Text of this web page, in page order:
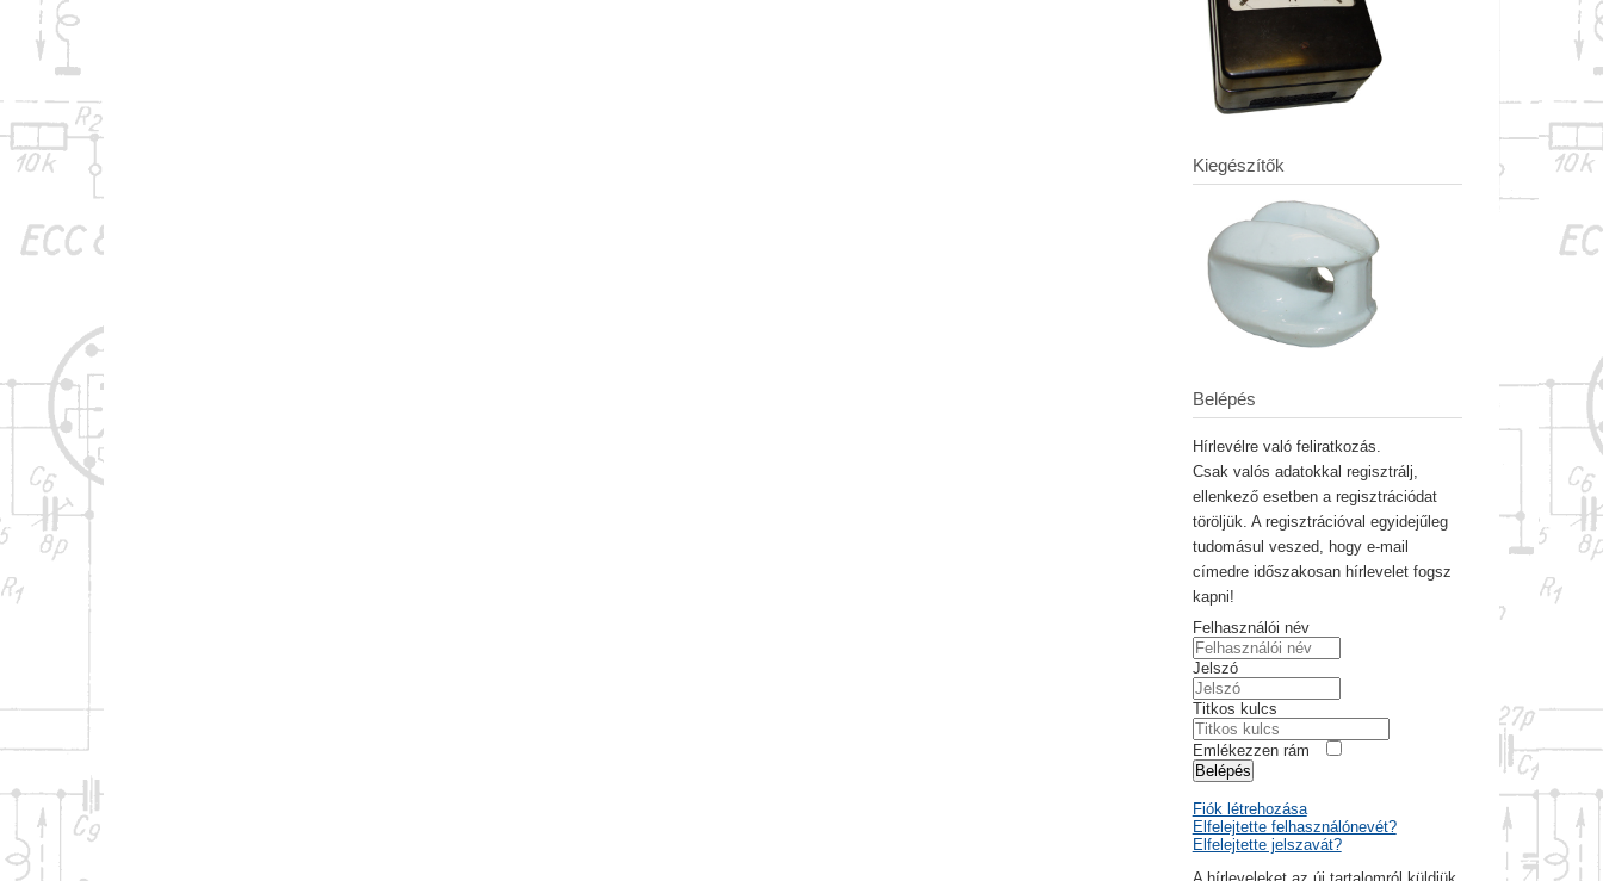
Kiegészítők
Belépés
Hírlevélre való feliratkozás.
Csak valós adatokkal regisztrálj,
ellenkező esetben a regisztrációdat
töröljük. A regisztrációval egyidejűleg
tudomásul veszed, hogy e-mail
címedre időszakosan hírlevelet fogsz
kapni!
Felhasználói név
Jelszó
Titkos kulcs
Emlékezzen rám
Belépés
Fiók létrehozása
Elfelejtette felhasználónevét?
Elfelejtette jelszavát?